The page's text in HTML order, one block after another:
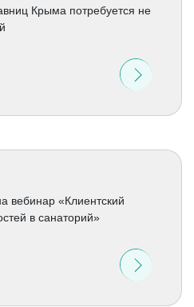
Крыма потребуется не
вебинар «Клиентский
в санаторий»